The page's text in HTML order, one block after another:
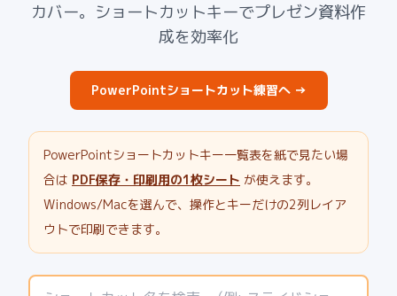
カバー。ショートカットキーでプレゼン資料作
成を効率化
PowerPointショートカット練習へ →
PowerPointショートカットキー一覧表を紙で見たい場
合は PDF保存・印刷用の1枚シート が使えます。
Windows/Macを選んで、操作とキーだけの2列レイア
ウトで印刷できます。